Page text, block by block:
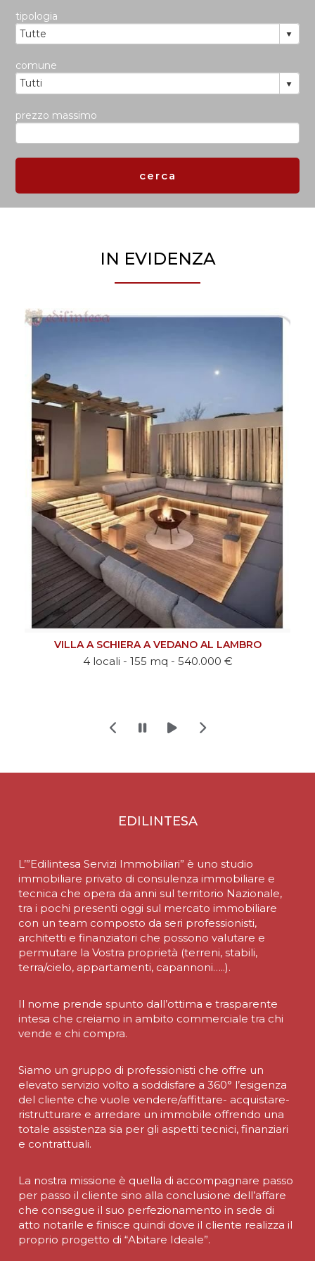
tipologia
comune
prezzo massimo
IN EVIDENZA
APPARTAMENTO A LISSONE
4 locali - 161.72 mq - 477.000 €
EDILINTESA
L’”Edilintesa Servizi Immobiliari” è uno studio
immobiliare privato di consulenza immobiliare e
tecnica che opera da anni sul territorio Nazionale,
tra i pochi presenti oggi sul mercato immobiliare
con un team composto da seri professionisti,
architetti e finanziatori che possono valutare e
permutare la Vostra proprietà (terreni, stabili,
terra/cielo, appartamenti, capannoni…..).
Il nome prende spunto dall’ottima e trasparente
intesa che creiamo in ambito commerciale tra chi
vende e chi compra.
Siamo un gruppo di professionisti che offre un
elevato servizio volto a soddisfare a 360° l’esigenza
del cliente che vuole vendere/affittare- acquistare-
ristrutturare e arredare un immobile offrendo una
totale assistenza sia per gli aspetti tecnici, finanziari
e contrattuali.
La nostra missione è quella di accompagnare passo
per passo il cliente sino alla conclusione dell’affare
che consegue il suo perfezionamento in sede di
atto notarile e finisce quindi dove il cliente realizza il
proprio progetto di “Abitare Ideale”.